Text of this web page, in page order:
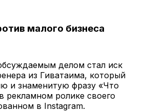
малого бизнеса
делом стал иск
из Гиватаима, который
и знаменитую фразу «Что
рекламном ролике своего
в Instagram.